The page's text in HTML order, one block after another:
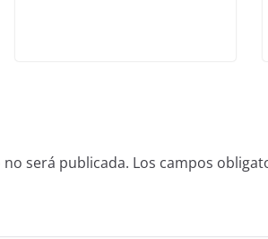
será publicada. Los campos